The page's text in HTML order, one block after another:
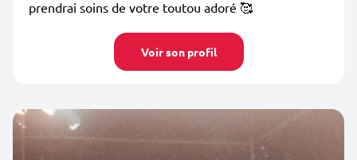
prendrai soins de votre toutou adoré 🥰
Voir son profil